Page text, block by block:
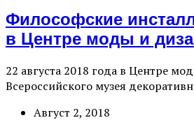
Философские
в Центре моды и
22 августа 2018 года в Центре
Всероссийского музея
Август 2, 2018